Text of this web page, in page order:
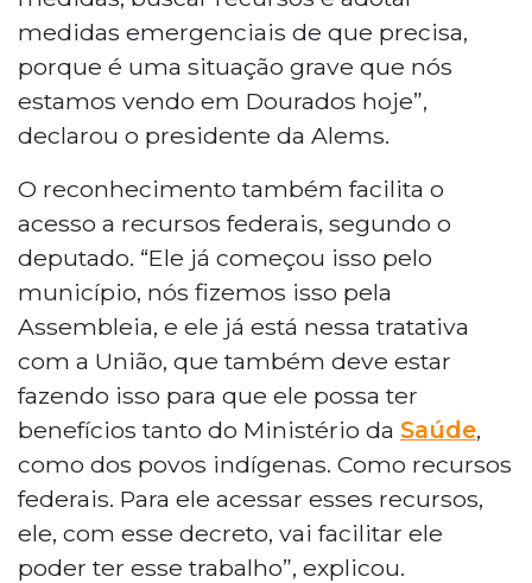
medidas emergenciais de que precisa,
porque é uma situação grave que nós
estamos vendo em Dourados hoje”,
declarou o presidente da Alems.
O reconhecimento também facilita o
acesso a recursos federais, segundo o
deputado. “Ele já começou isso pelo
município, nós fizemos isso pela
Assembleia, e ele já está nessa tratativa
com a União, que também deve estar
fazendo isso para que ele possa ter
benefícios tanto do Ministério da Saúde,
como dos povos indígenas. Como recursos
federais. Para ele acessar esses recursos,
ele, com esse decreto, vai facilitar ele
poder ter esse trabalho”, explicou.